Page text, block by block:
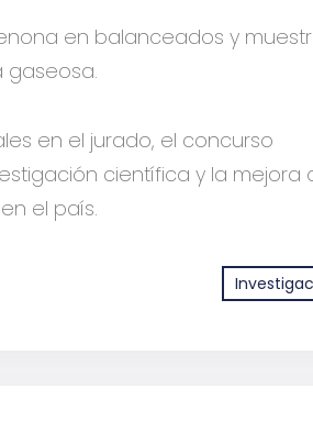
en balanceados y
en el jurado, el concurso
científica y la mejora
el país.